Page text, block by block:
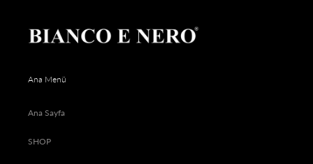
Ana Menü
Ana Sayfa
SHOP